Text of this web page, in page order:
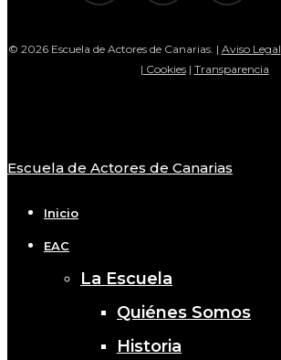
© 2026 Escuela de Actores de Canarias. | Aviso Legal
| Cookies| Transparencia
Close
Escuela de Actores de Canarias
Inicio
EAC
La Escuela
Quiénes Somos
Historia